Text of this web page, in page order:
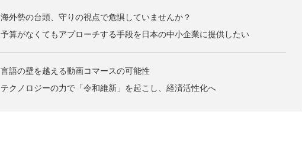
海外勢の台頭、守りの視点で危惧していませんか？
予算がなくてもアプローチする手段を日本の中小企業に提供したい
言語の壁を越える動画コマースの可能性
テクノロジーの力で「令和維新」を起こし、経済活性化へ